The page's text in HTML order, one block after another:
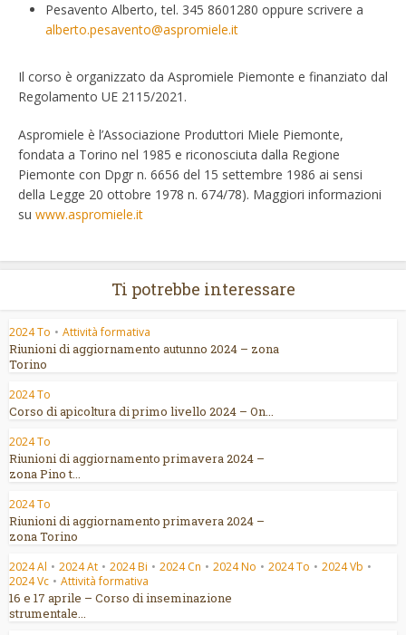
Pesavento Alberto, tel. 345 8601280 oppure scrivere a
alberto.pesavento@aspromiele.it
Il corso è organizzato da Aspromiele Piemonte e finanziato dal
Regolamento UE 2115/2021.
Aspromiele è l’Associazione Produttori Miele Piemonte,
fondata a Torino nel 1985 e riconosciuta dalla Regione
Piemonte con Dpgr n. 6656 del 15 settembre 1986 ai sensi
della Legge 20 ottobre 1978 n. 674/78). Maggiori informazioni
su www.aspromiele.it
Ti potrebbe interessare
2024 To • Attività formativa
Riunioni di aggiornamento autunno 2024 – zona
Torino
2024 To
Corso di apicoltura di primo livello 2024 – On...
2024 To
Riunioni di aggiornamento primavera 2024 –
zona Pino t...
2024 To
Riunioni di aggiornamento primavera 2024 –
zona Torino
2024 Al • 2024 At • 2024 Bi • 2024 Cn • 2024 No • 2024 To • 2024 Vb •
2024 Vc • Attività formativa
16 e 17 aprile – Corso di inseminazione
strumentale...